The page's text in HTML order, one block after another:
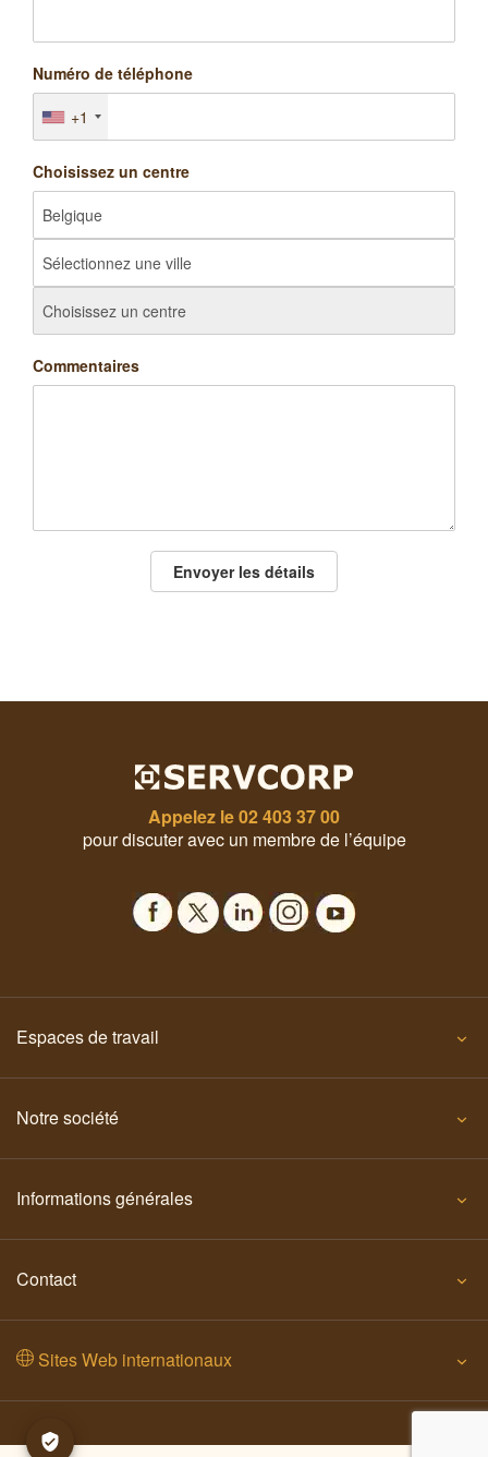
Numéro de téléphone
+1
Choisissez un centre
Commentaires
Envoyer les détails
Appelez le02 403 37 00
pour discuter avec un membre de l’équipe
Espaces de travail
Notre société
Informations générales
Contact
Sites Web internationaux